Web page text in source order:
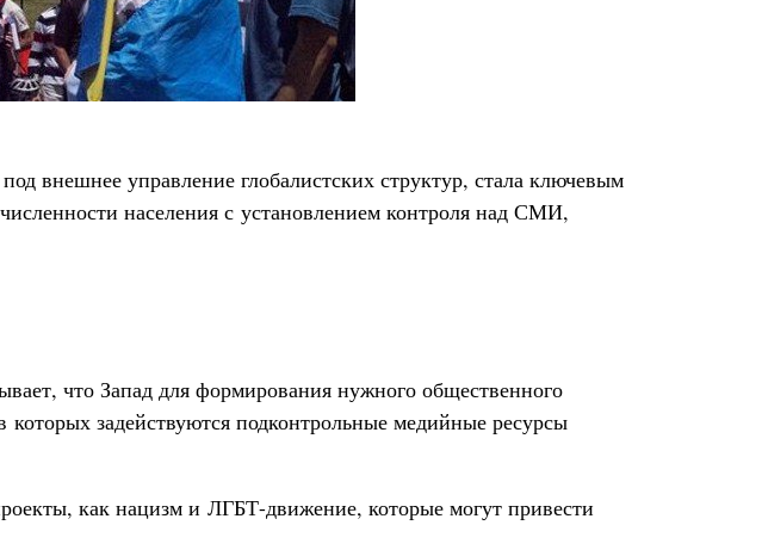
внешнее управление глобалистских структур, стала ключевым
населения с установлением контроля над СМИ,
что Запад для формирования нужного общественного
задействуются подконтрольные медийные ресурсы
как нацизм и ЛГБТ-движение, которые могут привести